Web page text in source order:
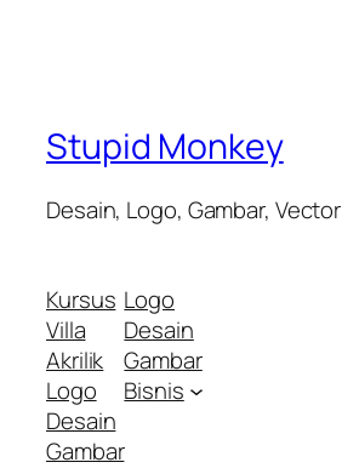
Stupid Monkey
Desain, Logo, Gambar, Vector
Kursus
Villa
Akrilik
Logo
Desain
Gambar
Logo
Desain
Gambar
Bisnis